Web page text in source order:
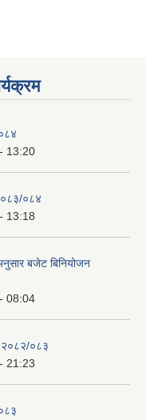
13:20
०८४
13:18
बजेट बिनियोजन
08:04
२०८२/०८३
21:23